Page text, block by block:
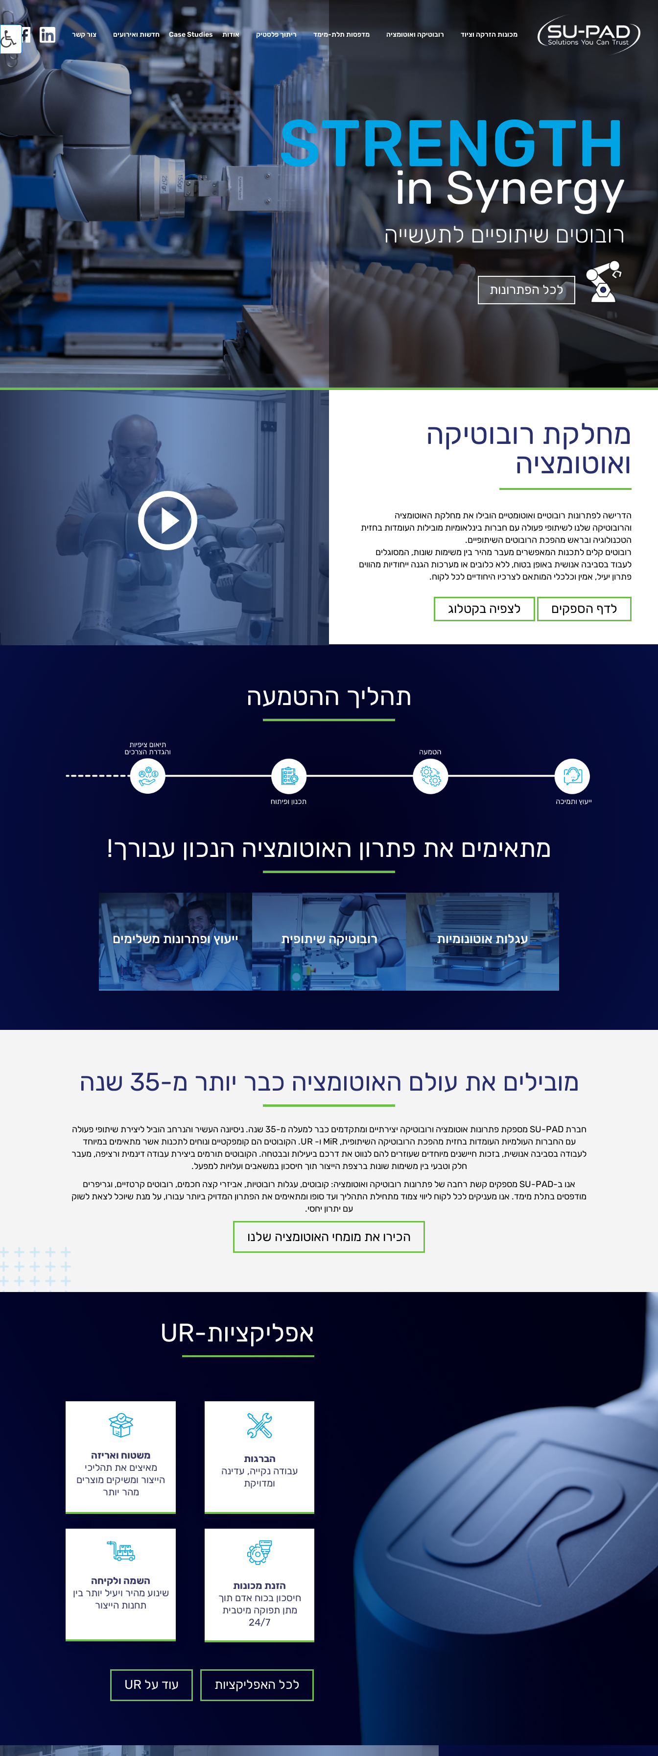
מכונות הזרקה וציוד רובוטיקה ואוטומציה מדפסות תלת-מימד ריתוך פלסטיק אודות Case Studies חדשות ואירועים צור קשר
STRENGTH
in Synergy
רובוטים שיתופיים לתעשייה
לכל הפתרונות
מחלקת רובוטיקה
ואוטומציה
הדרישה לפתרונות רובוטיים ואוטומטיים הובילו את מחלקת האוטומציה
והרובוטיקה שלנו לשיתופי פעולה עם חברות בינלאומיות מובילות העומדות בחזית
הטכנולוגיה ובראש מהפכת הרובוטים השיתופיים.
רובוטים קלים לתכנות המאפשרים מעבר מהיר בין משימות שונות, המסוגלים
לעבוד בסביבה אנושית באופן בטוח, ללא כלובים או מערכות הגנה ייחודיות מהווים
פתרון יעיל, אמין וכלכלי המותאם לצרכיו היחודיים לכל לקוח.
לדף הספקים לצפיה בקטלוג
תהליך ההטמעה
מתאימים את פתרון האוטומציה הנכון עבורך!
ייעוץ ופתרונות משלימים רובוטיקה שיתופית עגלות אוטונומיות
מובילים את עולם האוטומציה כבר יותר מ-35 שנה
חברת SU-PAD מספקת פתרונות אוטומציה ורובוטיקה יצירתיים ומתקדמים כבר למעלה מ-35 שנה. ניסיונה העשיר והנרחב הוביל ליצירת שיתופי פעולה
עם החברות העולמיות העומדות בחזית מהפכת הרובוטיקה השיתופית, MiR ו- UR. הקובוטים הם קומפקטיים ונוחים לתכנות אשר מתאימים במיוחד
לעבודה בסביבה אנושית, בזכות חיישנים מיוחדים שעוזרים להם לנווט את דרכם ביעילות ובבטחה. הקובוטים תורמים ביצירת עבודה דינמית ורציפה, מעבר
חלק וטבעי בין משימות שונות ברצפת הייצור תוך חיסכון במשאבים ועלויות למפעל.
אנו ב-SU-PAD מספקים קשת רחבה של פתרונות רובוטיקה ואוטומציה: קובוטים, עגלות רובוטיות, אביזרי קצה חכמים, רובוטים קרטזיים, וגריפרים
מודפסים בתלת מימד. אנו מעניקים לכל לקוח ליווי צמוד מתחילת התהליך ועד סופו ומתאימים את הפתרון המדויק ביותר עבורו, על מנת שיוכל לצאת לשוק
עם יתרון יחסי.
הכירו את מומחי האוטומציה שלנו
אפליקציות-UR
משטוח ואריזה
מאיצים את תהליכי
הייצור ומשיקים מוצרים
מהר יותר
השמה ולקיחה
שינוע מהיר ויעיל יותר בין
תחנות הייצור
הברגות
עבודה נקייה, עדינה
ומדויקת
הזנת מכונות
חיסכון בכוח אדם תוך
מתן תפוקה מיטבית
24/7
לכל האפליקציות עוד על UR